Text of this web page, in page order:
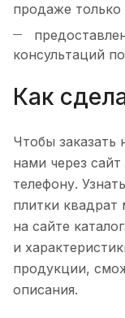
продаже
консультаций
Как
Чтобы
нами через
телефону.
плитки
на сайте
и
продукции,
описания.